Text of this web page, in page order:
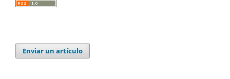
Enviar un artículo